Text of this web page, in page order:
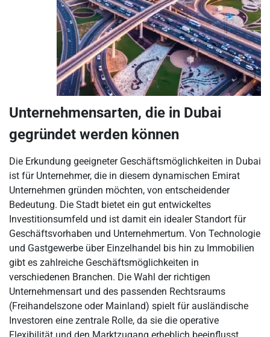
Unternehmensarten, die in Dubai
gegründet werden können
Die Erkundung geeigneter Geschäftsmöglichkeiten in Dubai
ist für Unternehmer, die in diesem dynamischen Emirat
Unternehmen gründen möchten, von entscheidender
Bedeutung. Die Stadt bietet ein gut entwickeltes
Investitionsumfeld und ist damit ein idealer Standort für
Geschäftsvorhaben und Unternehmertum. Von Technologie
und Gastgewerbe über Einzelhandel bis hin zu Immobilien
gibt es zahlreiche Geschäftsmöglichkeiten in
verschiedenen Branchen. Die Wahl der richtigen
Unternehmensart und des passenden Rechtsraums
(Freihandelszone oder Mainland) spielt für ausländische
Investoren eine zentrale Rolle, da sie die operative